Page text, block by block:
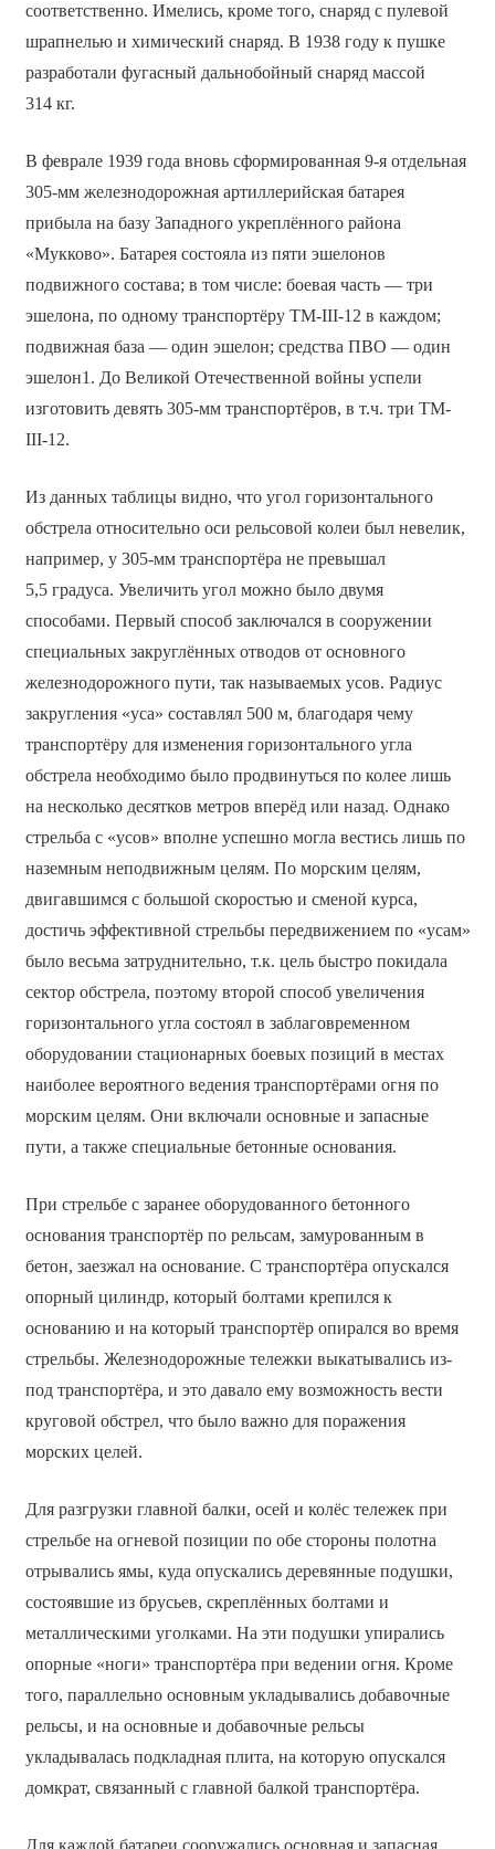
соответственно. Имелись, кроме того, снаряд с пулевой
шрапнелью и химический снаряд. В 1938 году к пушке
разработали фугасный дальнобойный снаряд массой
314 кг.
В феврале 1939 года вновь сформированная 9-я отдельная
305-мм железнодорожная артиллерийская батарея
прибыла на базу Западного укреплённого района
«Мукково». Батарея состояла из пяти эшелонов
подвижного состава; в том числе: боевая часть — три
эшелона, по одному транспортёру ТМ-III-12 в каждом;
подвижная база — один эшелон; средства ПВО — один
эшелон1. До Великой Отечественной войны успели
изготовить девять 305-мм транспортёров, в т.ч. три ТМ-
III-12.
Из данных таблицы видно, что угол горизонтального
обстрела относительно оси рельсовой колеи был невелик,
например, у 305-мм транспортёра не превышал
5,5 градуса. Увеличить угол можно было двумя
способами. Первый способ заключался в сооружении
специальных закруглённых отводов от основного
железнодорожного пути, так называемых усов. Радиус
закругления «уса» составлял 500 м, благодаря чему
транспортёру для изменения горизонтального угла
обстрела необходимо было продвинуться по колее лишь
на несколько десятков метров вперёд или назад. Однако
стрельба с «усов» вполне успешно могла вестись лишь по
наземным неподвижным целям. По морским целям,
двигавшимся с большой скоростью и сменой курса,
достичь эффективной стрельбы передвижением по «усам»
было весьма затруднительно, т.к. цель быстро покидала
сектор обстрела, поэтому второй способ увеличения
горизонтального угла состоял в заблаговременном
оборудовании стационарных боевых позиций в местах
наиболее вероятного ведения транспортёрами огня по
морским целям. Они включали основные и запасные
пути, а также специальные бетонные основания.
При стрельбе с заранее оборудованного бетонного
основания транспортёр по рельсам, замурованным в
бетон, заезжал на основание. С транспортёра опускался
опорный цилиндр, который болтами крепился к
основанию и на который транспортёр опирался во время
стрельбы. Железнодорожные тележки выкатывались из-
под транспортёра, и это давало ему возможность вести
круговой обстрел, что было важно для поражения
морских целей.
Для разгрузки главной балки, осей и колёс тележек при
стрельбе на огневой позиции по обе стороны полотна
отрывались ямы, куда опускались деревянные подушки,
состоявшие из брусьев, скреплённых болтами и
металлическими уголками. На эти подушки упирались
опорные «ноги» транспортёра при ведении огня. Кроме
того, параллельно основным укладывались добавочные
рельсы, и на основные и добавочные рельсы
укладывалась подкладная плита, на которую опускался
домкрат, связанный с главной балкой транспортёра.